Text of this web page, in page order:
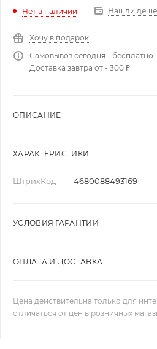
Нет в наличии Нашли
Хочу в подарок
Самовывоз сегодня - бесплатно
Доставка завтра от - 300 ₽
ОПИСАНИЕ
ХАРАКТЕРИСТИКИ
ШтрихКод — 4680088493169
УСЛОВИЯ ГАРАНТИИ
ОПЛАТА И ДОСТАВКА
Цена действительна только для
отличаться от цен в розничных